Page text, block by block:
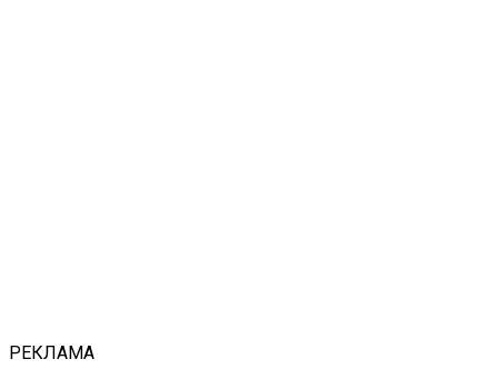
РЕКЛАМА